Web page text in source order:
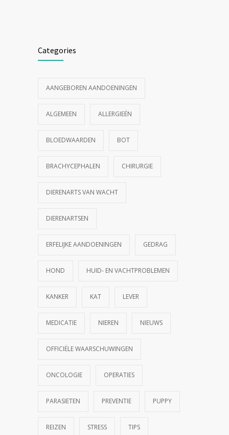
Categories
AANGEBOREN AANDOENINGEN
ALGEMEEN ALLERGIEËN
BLOEDWAARDEN BOT
BRACHYCEPHALEN CHIRURGIE
DIERENARTS VAN WACHT
DIERENARTSEN
ERFELIJKE AANDOENINGEN GEDRAG
HOND HUID- EN VACHTPROBLEMEN
KANKER KAT LEVER
MEDICATIE NIEREN NIEUWS
OFFICIËLE WAARSCHUWINGEN
ONCOLOGIE OPERATIES
PARASIETEN PREVENTIE PUPPY
REIZEN STRESS TIPS